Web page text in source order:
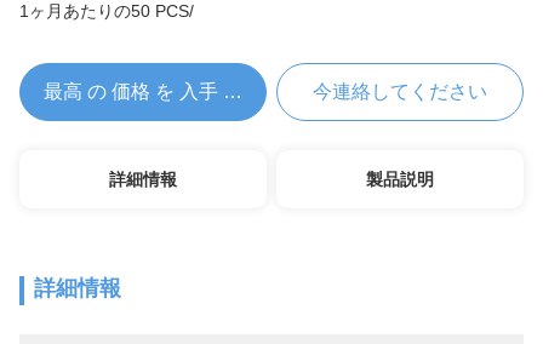
1ヶ月あたりの50 PCS/
最高 の 価格 を 入手 する 今連絡してください
詳細情報 製品説明
詳細情報